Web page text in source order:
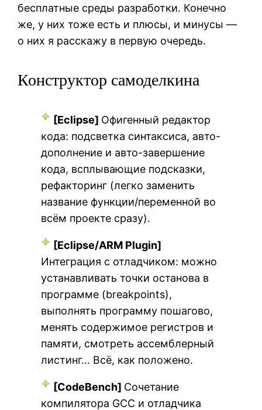
бесплатные среды разработки. Конечно
же, у них тоже есть и плюсы, и минусы —
о них я расскажу в первую очередь.
Конструктор самоделкина
[Eclipse] Офигенный редактор
кода: подсветка синтаксиса, авто-
дополнение и авто-завершение
кода, всплывающие подсказки,
рефакторинг (легко заменить
название функции/переменной во
всём проекте сразу).
[Eclipse/ARM Plugin]
Интеграция с отладчиком: можно
устанавливать точки останова в
программе (breakpoints),
выполнять программу пошагово,
менять содержимое регистров и
памяти, смотреть ассемблерный
листинг… Всё, как положено.
[CodeBench] Сочетание
компилятора GCC и отладчика